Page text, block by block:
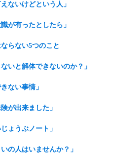
ないけどという人」
が有ったとしたら」
らない5つのこと
いと解体できないのか？ 」
ない事情」
が出来ました 」
ょうぶノート 」
の人はいませんか？」